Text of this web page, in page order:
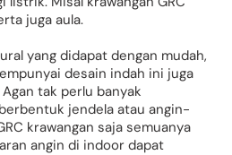
juga aula.
yang didapat dengan mudah,
desain indah ini juga
tak perlu banyak
jendela atau angin-
krawangan saja semuanya
angin di indoor dapat